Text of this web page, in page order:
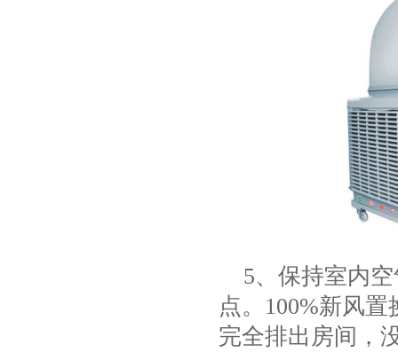
5、保持室内空
点。100%新风
完全排出房间，